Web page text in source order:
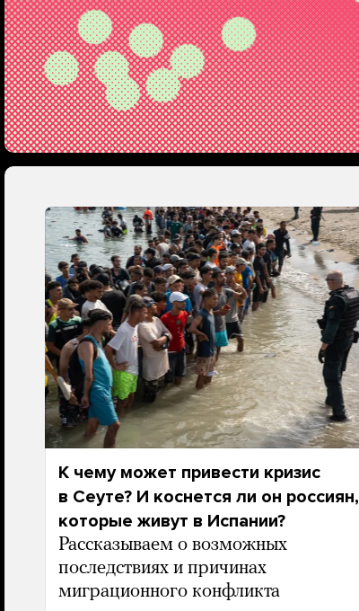
К чему может привести кризис
в Сеуте? И коснется ли он россиян,
которые живут в Испании?
Рассказываем о возможных
последствиях и причинах
миграционного конфликта